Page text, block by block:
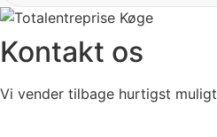
Kontakt os
Vi vender tilbage hurtigst muligt